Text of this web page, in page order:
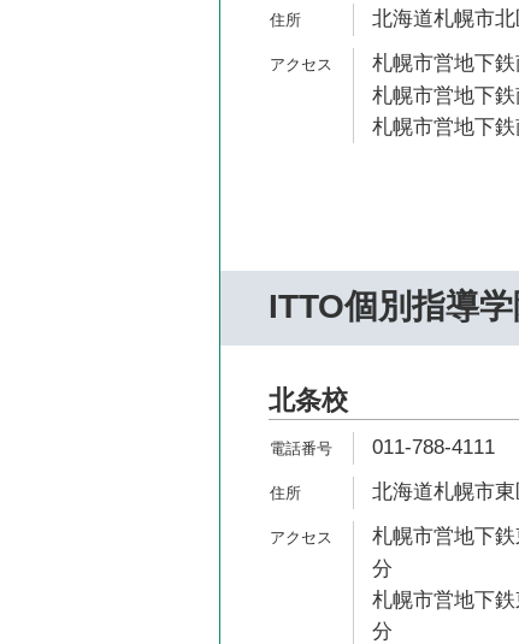
北海道札幌市
札幌市営地下
札幌市営地下
札幌市営地下
ITTO個別指導
北条校
011-788-4111
北海道札幌市
札幌市営地下
分
札幌市営地下
分